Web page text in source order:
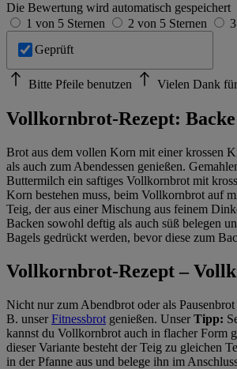
Die Bewertung wird automatisch gespeichert
1 von 5 Sternen
2 von 5 Sternen
Geprüft
Bitte Pfeile benutzen Vielen Dank
Vollkornbrot-Rezept:
Brot aus dem vollen Korn mit einer krossen
als auch zum Abendessen genießen.
Buttermilch ein saftiges Vollkornbrot mit
Korn bestehen muss, beim Vollkornbrot auf
Teig, der aus einer Mischung aus feinem
Backen sowohl deftig als auch süß belegen
Bagels gedrückt werden, bevor diese zum
Vollkornbrot-Rezept –
Nicht nur zum Abendbrot oder als
B. unserFitnessbrot genießen. UnserTipp:
kannst du Vollkornbrot auch in flacher Form
dieser Variante besteht der Teig zu gleichen
in der Pfanne aus und belege ihn im